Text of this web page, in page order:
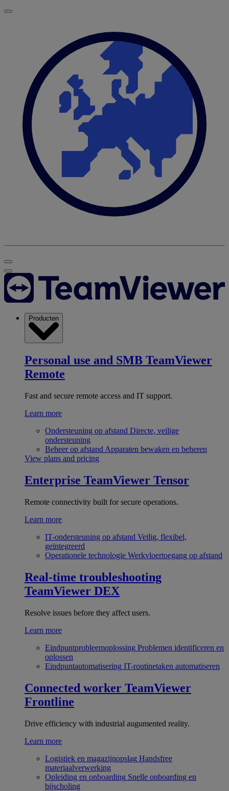
Producten
Personal use and SMB TeamViewer
Remote
Fast and secure remote access and IT support.
Learn more
Ondersteuning op afstand Directe, veilige
ondersteuning
Beheer op afstand Apparaten bewaken en beheren
View plans and pricing
Enterprise TeamViewer Tensor
Remote connectivity built for secure operations.
Learn more
IT-ondersteuning op afstand Veilig, flexibel,
geïntegreerd
Operationele technologie Werkvloertoegang op afstand
Real-time troubleshooting
TeamViewer DEX
Resolve issues before they affect users.
Learn more
Eindpuntprobleemoplossing Problemen identificeren en
oplossen
Eindpuntautomatisering IT-routinetaken automatiseren
Connected worker TeamViewer
Frontline
Drive efficiency with industrial augumented reality.
Learn more
Logistiek en magazijnopslag Handsfree
materiaalverwerking
Opleiding en onboarding Snelle onboarding en
bijscholing